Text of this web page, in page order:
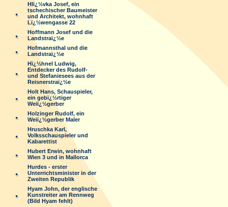
Hlï¿½vka Josef, ein
tschechischer Baumeister
und Architekt, wohnhaft
Lï¿½wengasse 22
Hoffmann Josef und die
Landstraï¿½e
Hofmannsthal und die
Landstraï¿½e
Hï¿½hnel Ludwig,
Entdecker des Rudolf-
und Stefaniesees aus der
Reisnerstraï¿½e
Holt Hans, Schauspieler,
ein gebï¿½rtiger
Weiï¿½gerber
Holzinger Rudolf, ein
Weiï¿½gerber Maler
Hruschka Karl,
Volksschauspieler und
Kabarettist
Hubert Erwin, wohnhaft
Wien 3 und in Mallorca
Hurdes - erster
Unterrichtsminister in der
Zweiten Republik
Hyam John, der englische
Kunstreiter am Rennweg
(Bild Hyam fehlt)